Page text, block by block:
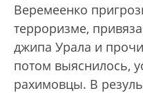
Веремеенко
терроризме,
джипа Урала и
потом выяснилось,
рахимовцы. В